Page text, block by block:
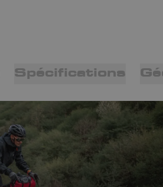
Spécifications